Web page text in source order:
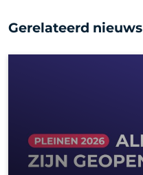
Gerelateerd nieuws